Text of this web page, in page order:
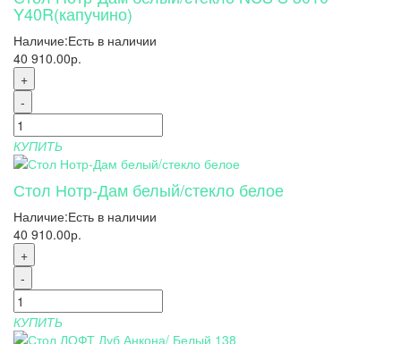
Y40R(капучино)
Наличие:Есть в наличии
40 910.00р.
+
-
КУПИТЬ
Стол Нотр-Дам белый/стекло белое
Наличие:Есть в наличии
40 910.00р.
+
-
КУПИТЬ